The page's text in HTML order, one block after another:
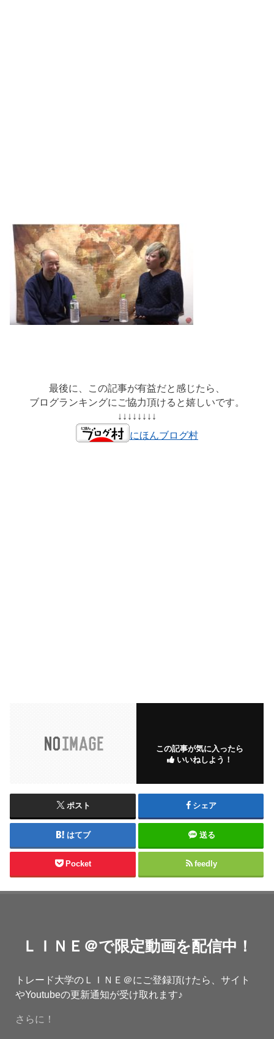
最後に、この記事が有益だと感じたら、
ブログランキングにご協力頂けると嬉しいです。
↓↓↓↓↓↓↓↓
にほんブログ村
この記事が気に入ったら
いいねしよう！
ポスト シェア
はてブ 送る
Pocket feedly
ＬＩＮＥ＠で限定動画を配信中！
トレード大学のＬＩＮＥ＠にご登録頂けたら、サイト
やYoutubeの更新通知が受け取れます♪
さらに！